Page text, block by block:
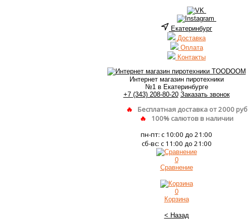
Екатеринбург
Доставка
Оплата
Контакты
Интернет магазин пиротехники
№1 в Екатеринбурге
+7 (343) 208-80-20 Заказать звонок
Бесплатная доставка от 2000 руб
100% салютов в наличии
пн-пт: с 10:00 до 21:00
сб-вс: с 11:00 до 21:00
0
Сравнение
0
Корзина
< Назад